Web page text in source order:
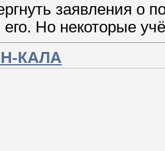
заявления о
его. Но некоторые
КАЛА